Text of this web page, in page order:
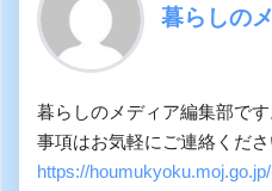
暮らしの
暮らしのメディア編集部で
事項はお気軽にご連絡くだ
https://